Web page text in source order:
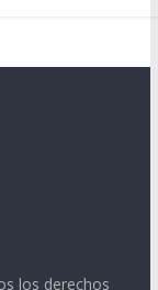
los derechos